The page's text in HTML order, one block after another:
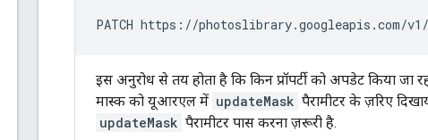
PATCH https://photoslibrary.googleapis.com/
इस अनुरोध से तय होता है कि किन प्रॉपर्टी को अपडेट किया
मास्क को यूआरएल में updateMask पैरामीटर के ज़रिए
updateMask पैरामीटर पास करना ज़रूरी है.